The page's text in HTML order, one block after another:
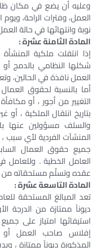
وعليه أن يضع في مكان
العمل، وفترات الراحة،
نوبة وانتهائها في حالة
المادة الثامنة عشرة :
إذا انتقلت ملكية
شكلها النظامي بالدمج
العمل نافذة في الحالين،
أما بالنسبة لحقوق
التغيير من أجور ، أو
بتاريخ انتقال الملكية ،
والسلف مسؤولين عنها
المنشآت الفردية لأي سبب
جميع حقوق العمال
العامل الخطية .
عقده وتسلّم مستحقاته
المادة التاسعة عشرة :
تعد المبالغ المستحقة
ديوناً ممتازة من الدرجة
استيفائها امتياز على
إفلاس صاحب العمل أو
المذكورة ديوناً ممتازة ،